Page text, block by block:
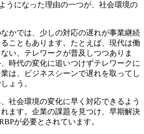
うになった理由の一つが、社会環境の
かでは、少しの対応の遅れが事業継続
こともあります。たとえば、現代は働
い、テレワークが普及しつつありま
時代の変化に追いつけずテレワークに
は、ビジネスシーンで遅れを取ってし
ょう。
社会環境の変化に早く対応できるよう
ます。企業の課題を見つけ、早期解決
が必要とされています。